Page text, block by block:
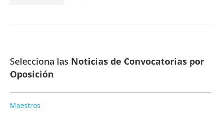
Selecciona las Noticias de Convocatorias por
Oposición
Maestros